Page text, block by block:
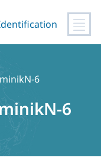
6
6